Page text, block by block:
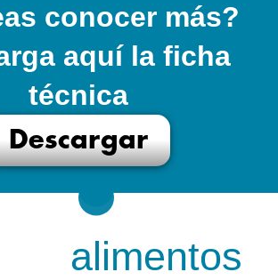
conocer más?
aquí la ficha
técnica
Descargar
alimentos